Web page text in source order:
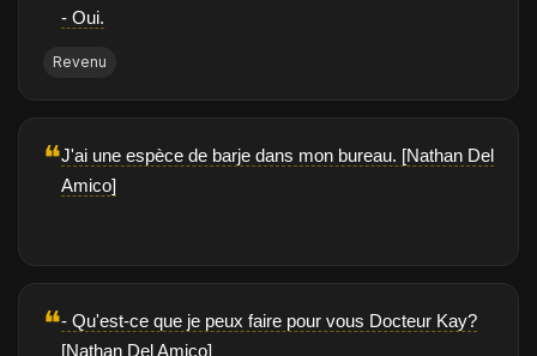
- Oui.
Revenu
❝J'ai une espèce de barje dans mon bureau. [Nathan Del
Amico]
❝- Qu'est-ce que je peux faire pour vous Docteur Kay?
[Nathan Del Amico]